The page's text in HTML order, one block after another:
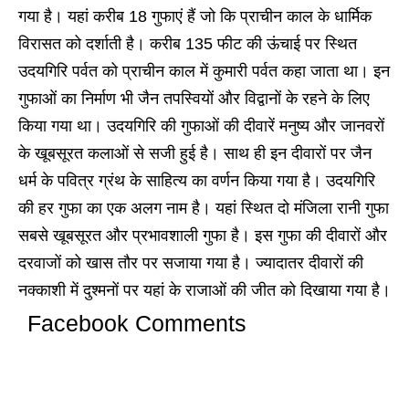
गया है। यहां करीब 18 गुफाएं हैं जो कि प्राचीन काल के धार्मिक
विरासत को दर्शाती है। करीब 135 फीट की ऊंचाई पर स्थित
उदयगिरि पर्वत को प्राचीन काल में कुमारी पर्वत कहा जाता था। इन
गुफाओं का निर्माण भी जैन तपस्वियों और विद्वानों के रहने के लिए
किया गया था। उदयगिरि की गुफाओं की दीवारें मनुष्य और जानवरों
के खूबसूरत कलाओं से सजी हुई है। साथ ही इन दीवारों पर जैन
धर्म के पवित्र ग्रंथ के साहित्य का वर्णन किया गया है। उदयगिरि
की हर गुफा का एक अलग नाम है। यहां स्थित दो मंजिला रानी गुफा
सबसे खूबसूरत और प्रभावशाली गुफा है। इस गुफा की दीवारों और
दरवाजों को खास तौर पर सजाया गया है। ज्यादातर दीवारों की
नक्काशी में दुश्मनों पर यहां के राजाओं की जीत को दिखाया गया है।
Facebook Comments